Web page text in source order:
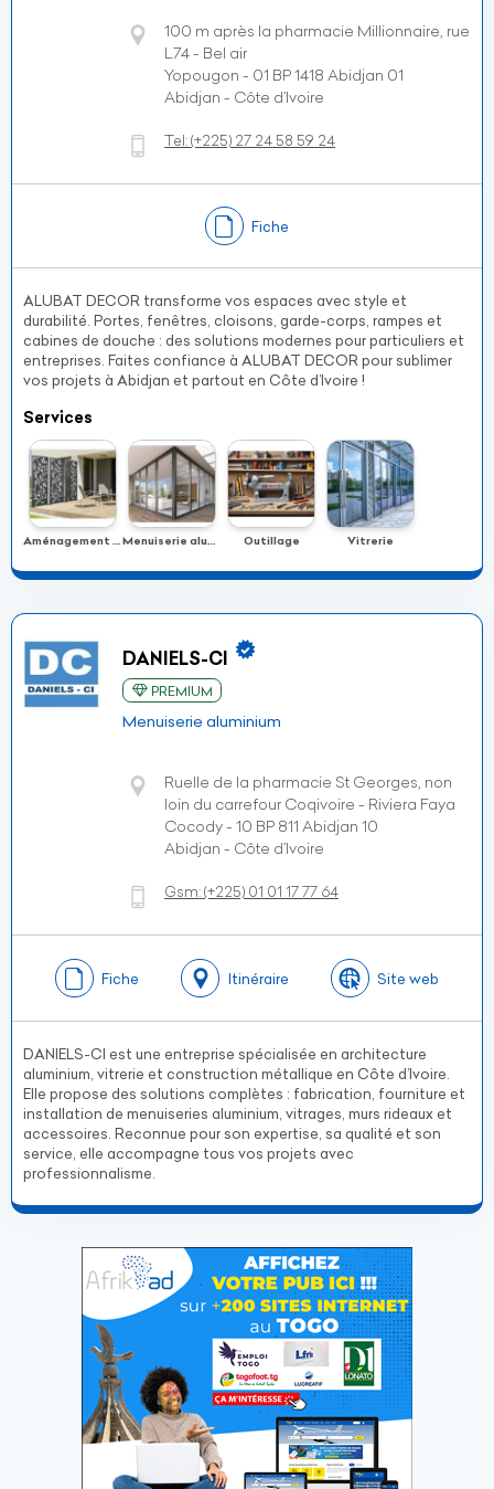
100 m après la pharmacie Millionnaire, rue
L74 - Bel air
Yopougon - 01 BP 1418 Abidjan 01
Abidjan - Côte d’Ivoire
Tel:(+225) 27 24 58 59 24
Fiche
ALUBAT DECOR transforme vos espaces avec style et
durabilité. Portes, fenêtres, cloisons, garde-corps, rampes et
cabines de douche : des solutions modernes pour particuliers et
entreprises. Faites confiance à ALUBAT DECOR pour sublimer
vos projets à Abidjan et partout en Côte d’Ivoire !
Services
Aménagement & décoration Menuiserie aluminium & inox Outillage Vitrerie
DANIELS-CI
PREMIUM
Menuiserie aluminium
Ruelle de la pharmacie St Georges, non
loin du carrefour Coqivoire - Riviera Faya
Cocody - 10 BP 811 Abidjan 10
Abidjan - Côte d’Ivoire
Gsm:(+225) 01 01 17 77 64
Fiche Itinéraire Site web
DANIELS-CI est une entreprise spécialisée en architecture
aluminium, vitrerie et construction métallique en Côte d’Ivoire.
Elle propose des solutions complètes : fabrication, fourniture et
installation de menuiseries aluminium, vitrages, murs rideaux et
accessoires. Reconnue pour son expertise, sa qualité et son
service, elle accompagne tous vos projets avec
professionnalisme.